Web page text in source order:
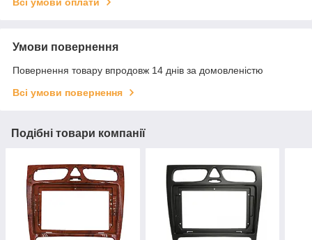
Умови повернення
Повернення товару впродовж 14 днів за домовленістю
Всі умови повернення
Подібні товари компанії